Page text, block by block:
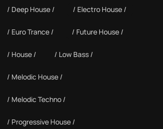
Deep House Electro House
Euro Trance Future House
House Low Bass
Melodic House
Melodic Techno
Progressive House